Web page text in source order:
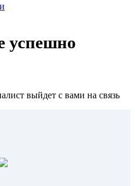
успешно
выйдет с вами на связь